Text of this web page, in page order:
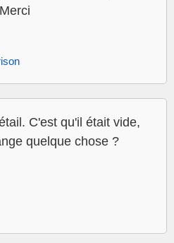
C'est qu'il était vide,
quelque chose ?